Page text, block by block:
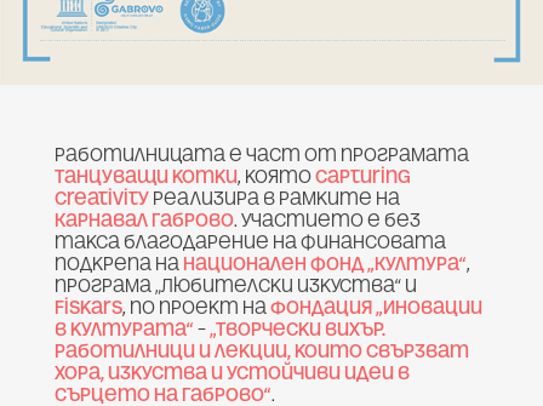
Работилницата е част от програмата
Танцуващи котки, коятоCapturing
Creativityреализира в рамките на
Карнавал Габрово. Участието е без
такса благодарение на финансовата
подкрепа на Национален фонд „Култура“,
програма „Любителски изкуства“ и
Fiskars, по проект на Фондация „Иновации
в културата“ –„Творчески вихър.
Работилници и лекции, които свързват
хора, изкуства и устойчиви идеи в
сърцето на Габрово“.